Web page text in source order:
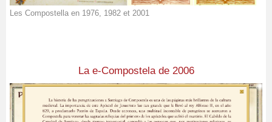
Les Compostella en 1976, 1982 et 2001
La e-Compostela de 2006